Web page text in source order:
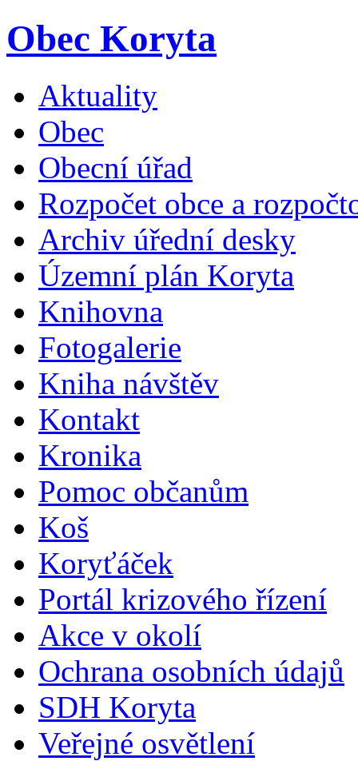
Obec Koryta
Aktuality
Obec
Obecní úřad
Rozpočet obce a
Archiv úřední desky
Územní plán Koryta
Knihovna
Fotogalerie
Kniha návštěv
Kontakt
Kronika
Pomoc občanům
Koš
Koryťáček
Portál krizového řízení
Akce v okolí
Ochrana osobních údajů
SDH Koryta
Veřejné osvětlení